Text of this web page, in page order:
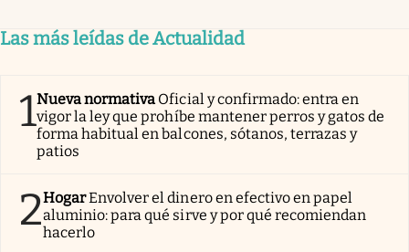
Las más leídas de Actualidad
1Nueva normativa Oficial y confirmado: entra en
vigor la ley que prohíbe mantener perros y gatos de
forma habitual en balcones, sótanos, terrazas y
patios
2HogarEnvolver el dinero en efectivo en papel
aluminio: para qué sirve y por qué recomiendan
hacerlo